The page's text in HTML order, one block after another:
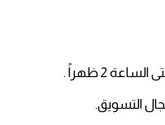
التسويق.